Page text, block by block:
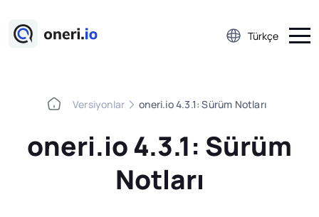
Türkçe
Platform
Çalışan Öneri Sistemi
5S Denetim Yönetimi
Versiyonlar oneri.io 4.3.1: Sürüm Notları
oneri.io 4.3.1: Sürüm
Notları